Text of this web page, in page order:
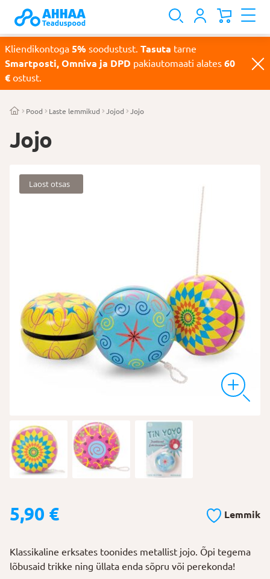
Kliendikontoga 5% soodustust. Tasuta tarne
Smartposti, Omniva ja DPD pakiautomaati alates 60
€ ostust.
Pood Laste lemmikud Jojod Jojo
Jojo
Laost otsas
5,90 € Lemmik
Klassikaline erksates toonides metallist jojo. Õpi tegema
lõbusaid trikke ning üllata enda sõpru või perekonda!